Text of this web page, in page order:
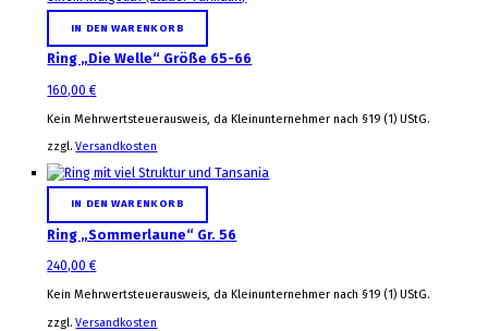
IN DEN WARENKORB
Ring „Die Welle“ Größe 65-66
160,00€
Kein Mehrwertsteuerausweis, da Kleinunternehmer nach §19 (1) UStG.
zzgl.Versandkosten
IN DEN WARENKORB
Ring „Sommerlaune“ Gr. 56
240,00€
Kein Mehrwertsteuerausweis, da Kleinunternehmer nach §19 (1) UStG.
zzgl.Versandkosten